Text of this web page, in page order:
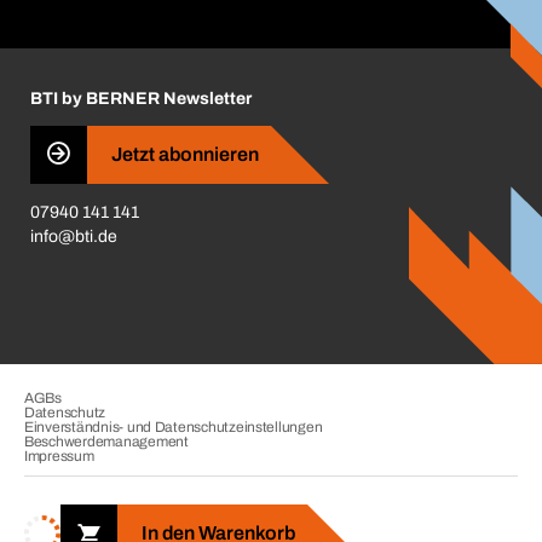
In den Warenkorb
Insektenschutzplaner
Haftungsausschluss
Qualitätsmanagement
Zertifikate
CVV-Liste
BTI by BERNER Newsletter
Jetzt abonnieren
07940 141 141
info@bti.de
Copyright © 2026. BTI Befestigungstechnik GmbH & Co. KG. Alle
Rechte vorbehalten. Verkauf nur an Unternehmer, Gewerbetreibende,
AGBs
Datenschutz
Einverständnis- und Datenschutzeinstellungen
Beschwerdemanagement
Impressum